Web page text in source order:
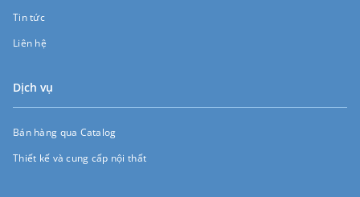
Tin tức
Liên hệ
Dịch vụ
Bán hàng qua Catalog
Thiết kế và cung cấp nội thất